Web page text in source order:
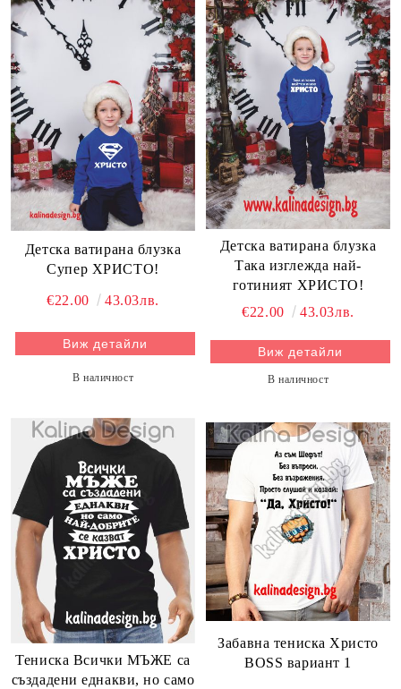
Детска ватирана блузка
Супер ХРИСТО!
€22.00 43.03лв.
Виж детайли
В наличност
Детска ватирана блузка
Така изглежда най-
готиният ХРИСТО!
€22.00
43.03лв.
Виж детайли
В наличност
Тениска Всички МЪЖЕ са
създадени еднакви, но само
Забавна тениска Христо
BOSS вариант 1